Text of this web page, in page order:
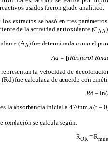
usados fueron grado analítico.
extractos se basó en tres
de la actividad antioxidante (CAA).
(AA) fue determinada como el
Aa = [(Rcontrol-
representan la velocidad de
fue calculada de acuerdo con
Rd = ln(
la absorbancia inicial a 470nm a (t =
oxidación se calcula según:
ROR = R